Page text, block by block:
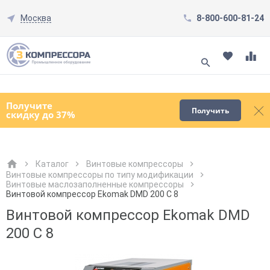
Москва 8-800-600-81-24
Получите
скидку до 37% Получить
Смотреть все товары
Каталог
Винтовые компрессоры
Винтовые компрессоры по типу модификации
Винтовые маслозаполненные компрессоры
Винтовой компрессор Ekomak DMD 200 C 8
Винтовой компрессор Ekomak DMD
200 C 8
Как к Вам обращаться?
Как к Вам обращаться?
Город доставки
Как к Вам обращаться?